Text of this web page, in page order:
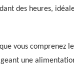
des heures,
vous comprenez
une